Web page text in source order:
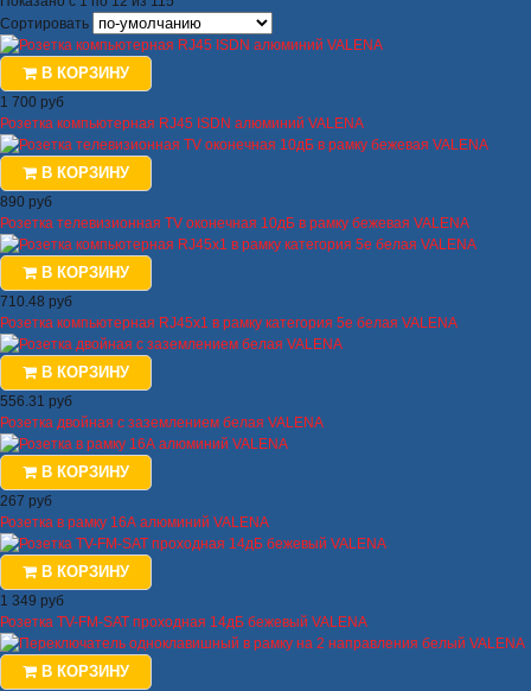
Сортировать
В КОРЗИНУ
1 700 руб
Розетка компьютерная RJ45 ISDN алюминий VALENA
В КОРЗИНУ
890 руб
Розетка телевизионная TV оконечная 10дБ в рамку бежевая VALENA
В КОРЗИНУ
710.48 руб
Розетка компьютерная RJ45х1 в рамку категория 5е белая VALENA
В КОРЗИНУ
556.31 руб
Розетка двойная с заземлением белая VALENA
В КОРЗИНУ
267 руб
Розетка в рамку 16А алюминий VALENA
В КОРЗИНУ
1 349 руб
Розетка TV-FM-SAT проходная 14дБ бежевый VALENA
В КОРЗИНУ